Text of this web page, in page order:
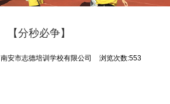
【分秒必争】
南安市志德培训学校有限公司 浏览次数:553